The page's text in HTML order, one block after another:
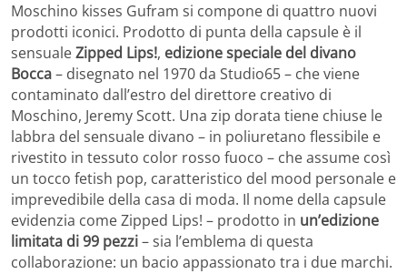
Moschino kisses Gufram si compone di quattro nuovi
prodotti iconici. Prodotto di punta della capsule è il
sensualeZipped Lips!, edizione speciale del divano
Bocca– disegnato nel 1970 da Studio65 – che viene
contaminato dall’estro del direttore creativo di
Moschino, Jeremy Scott. Una zip dorata tiene chiuse le
labbra del sensuale divano – in poliuretano flessibile e
rivestito in tessuto color rosso fuoco – che assume così
un tocco fetish pop, caratteristico del mood personale e
imprevedibile della casa di moda. Il nome della capsule
evidenzia come Zipped Lips! – prodotto in un’edizione
limitata di 99 pezzi– sia l’emblema di questa
collaborazione: un bacio appassionato tra i due marchi.